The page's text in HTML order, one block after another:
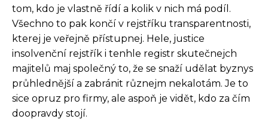
tom, kdo je vlastně řídí a kolik v nich má podíl.
Všechno to pak končí v rejstříku transparentnosti,
kterej je veřejně přístupnej. Hele, justice
insolvenční rejstřík i tenhle registr skutečnejch
majitelů maj společný to, že se snaží udělat byznys
průhlednější a zabránit různejm nekalotám. Je to
sice opruz pro firmy, ale aspoň je vidět, kdo za čím
doopravdy stojí.